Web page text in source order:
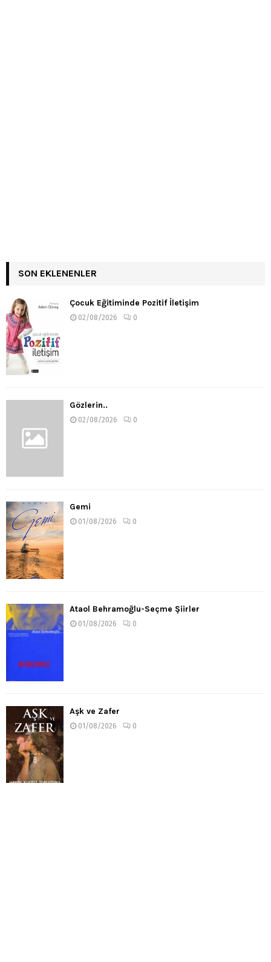
SON EKLENENLER
Çocuk Eğitiminde Pozitif İletişim
02/08/2026 0
Gözlerin..
02/08/2026 0
Gemi
01/08/2026 0
Ataol Behramoğlu-Seçme Şiirler
01/08/2026 0
Aşk ve Zafer
01/08/2026 0